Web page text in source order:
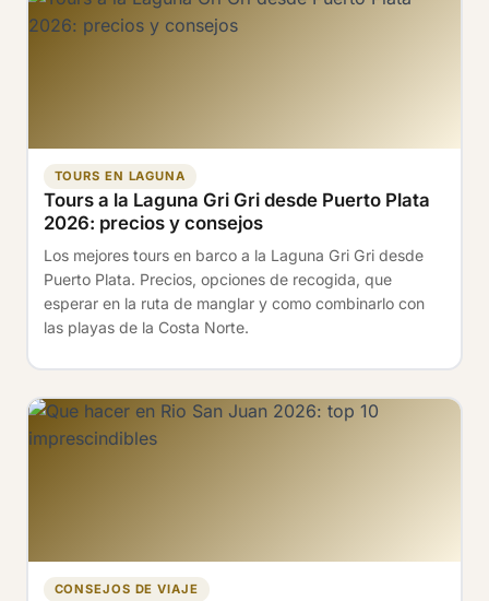
TOURS EN LAGUNA
Tours a la Laguna Gri Gri desde Puerto Plata
2026: precios y consejos
Los mejores tours en barco a la Laguna Gri Gri desde
Puerto Plata. Precios, opciones de recogida, que
esperar en la ruta de manglar y como combinarlo con
las playas de la Costa Norte.
CONSEJOS DE VIAJE